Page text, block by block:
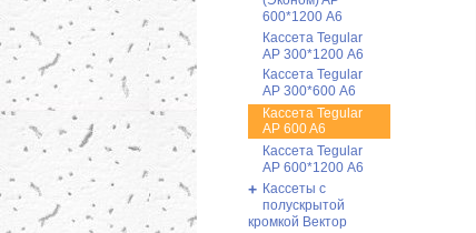
600*1200 А6
Кассета Tegular
AP 300*1200 А6
Кассета Tegular
AP 300*600 А6
Кассета Tegular
AP 600 A6
Кассета Tegular
AP 600*1200 А6
+ Кассеты с
полускрытой
кромкой Вектор